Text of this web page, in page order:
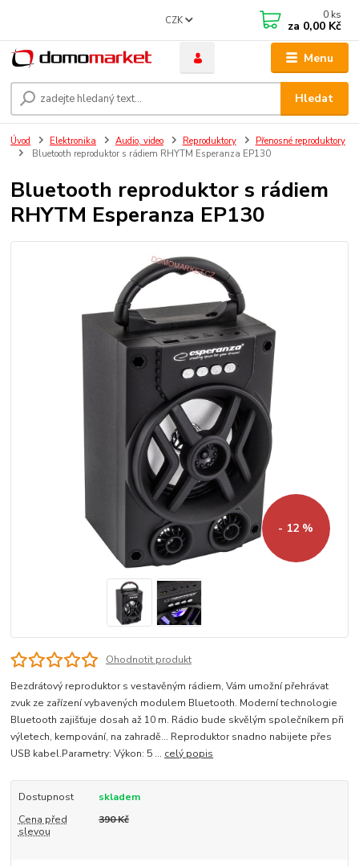
Menu
CZK
Hledat
0 ks
za 0,00 Kč
Úvod Elektronika Audio, video Reproduktory
Přenosné reproduktory
Bluetooth reproduktor s rádiem RHYTM Esperanza EP130
Bluetooth reproduktor s rádiem
RHYTM Esperanza EP130
- 12 %
Ohodnotit produkt
Bezdrátový reproduktor s vestavěným rádiem, Vám umožní přehrávat
zvuk ze zařízení vybavených modulem Bluetooth. Moderní technologie
Bluetooth zajišťuje dosah až 10 m. Rádio bude skvělým společníkem při
výletech, kempování, na zahradě... Reproduktor snadno nabijete přes
USB kabel.Parametry: Výkon: 5 ... celý popis
Dostupnost
skladem
Cena před
slevou
390 Kč